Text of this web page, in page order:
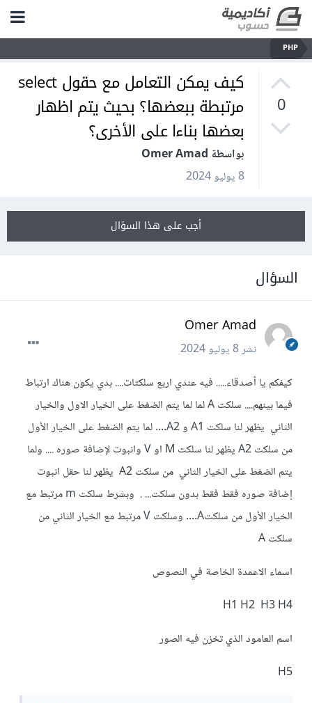
PHP
0
كيف يمكن التعامل مع حقول select
مرتبطة ببعضها؟ بحيث يتم اظهار
بعضها بناءا على الأخرى؟
بواسطة Omer Amad
8 يوليو 2024
أجب على هذا السؤال
السؤال
Omer Amad
نشر8 يوليو 2024
كيفكم يا أصدقاء..... فيه عندي اربع سلكتات.... بدي يكون هناك ارتباط
فيما بينهم.... سلكت A لما لما يتم الضغط على الخيار الاول والخيار
الثاني يظهر لنا سلكت A1 و A2.... لما يتم الضغط على الخيار الأول
من سلكت A2 يظهر لنا سلكت M او V وانبوت لإضافة صوره .... ولما
يتم الضغط على الخيار الثاني من سلكت A2 يظهر لنا حقل انبوت
إضافة صوره فقط فقط بدون سلكت... . وبشرط سلكت m مرتبط مع
الخيار الأول من سلكتA.... وسلكت V مرتبط مع الخيار الثاني من
سلكت A
اسماء الاعمدة الخاصة في النصوص
H1 H2 H3 H4
اسم العامود الذي تخزن فيه الصور
H5